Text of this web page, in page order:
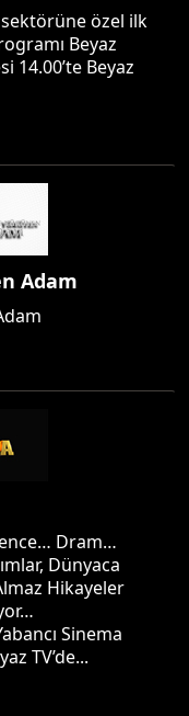
özel ilk
Beyaz
14.00’te Beyaz
Adam
Dram…
Dünyaca
Hikayeler
Sinema
TV’de...